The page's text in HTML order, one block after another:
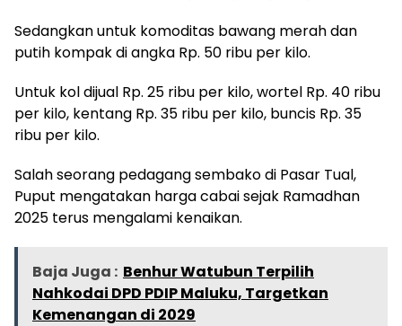
Sedangkan untuk komoditas bawang merah dan
putih kompak di angka Rp. 50 ribu per kilo.
Untuk kol dijual Rp. 25 ribu per kilo, wortel Rp. 40 ribu
per kilo, kentang Rp. 35 ribu per kilo, buncis Rp. 35
ribu per kilo.
Salah seorang pedagang sembako di Pasar Tual,
Puput mengatakan harga cabai sejak Ramadhan
2025 terus mengalami kenaikan.
Baja Juga : Benhur Watubun Terpilih
Nahkodai DPD PDIP Maluku, Targetkan
Kemenangan di 2029